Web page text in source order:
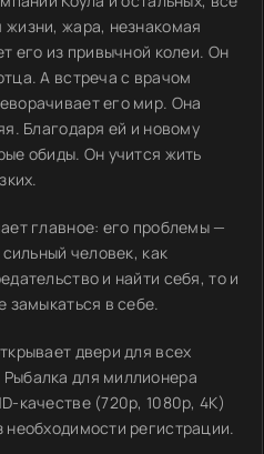
жара, незнакомая
его из привычной колеи. Он
А встреча с врачом
его мир. Она
Благодаря ей и новому
обиды. Он учится жить
главное: его проблемы —
человек, как
и найти себя, то и
замыкаться в себе.
двери для всех
для миллионера
качестве (720p, 1080p, 4K)
регистрации.